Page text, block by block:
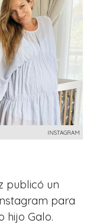
INSTAGRAM
publicó un
para
hijo Galo.